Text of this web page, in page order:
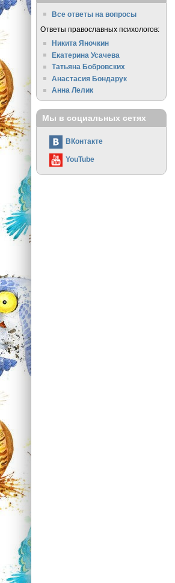
Все ответы на вопросы
Ответы православных психологов:
Никита Яночкин
Екатерина Усачева
Татьяна Бобровских
Анастасия Бондарук
Анна Лелик
Мы в социальных сетях
ВКонтакте
YouTube